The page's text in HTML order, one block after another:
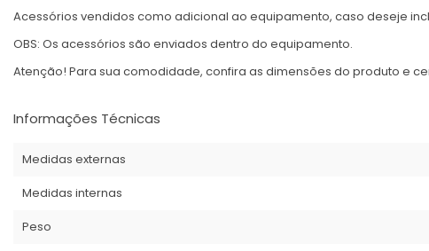
Acessórios vendidos como adicional ao equipamento, caso deseje
OBS: Os acessórios são enviados dentro do equipamento.
Atenção! Para sua comodidade, confira as dimensões do produto e
Informações Técnicas
Medidas externas
Medidas internas
Peso